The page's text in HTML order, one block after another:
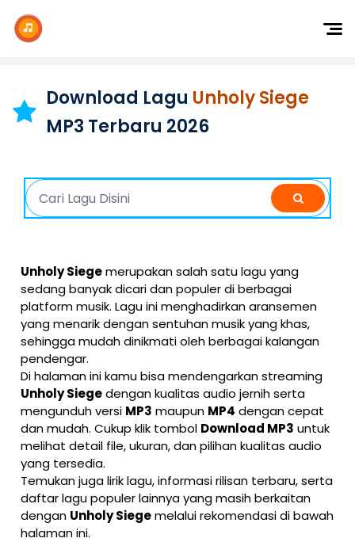
Dangdut
Barat
Download Lagu Unholy Siege
MP3 Terbaru 2026
Unholy Siegemerupakan salah satu lagu yang
sedang banyak dicari dan populer di berbagai
platform musik. Lagu ini menghadirkan aransemen
yang menarik dengan sentuhan musik yang khas,
sehingga mudah dinikmati oleh berbagai kalangan
pendengar.
Di halaman ini kamu bisa mendengarkan streaming
Unholy Siegedengan kualitas audio jernih serta
mengunduh versi MP3 maupun MP4 dengan cepat
dan mudah. Cukup klik tombol Download MP3 untuk
melihat detail file, ukuran, dan pilihan kualitas audio
yang tersedia.
Temukan juga lirik lagu, informasi rilisan terbaru, serta
daftar lagu populer lainnya yang masih berkaitan
dengan Unholy Siegemelalui rekomendasi di bawah
halaman ini.